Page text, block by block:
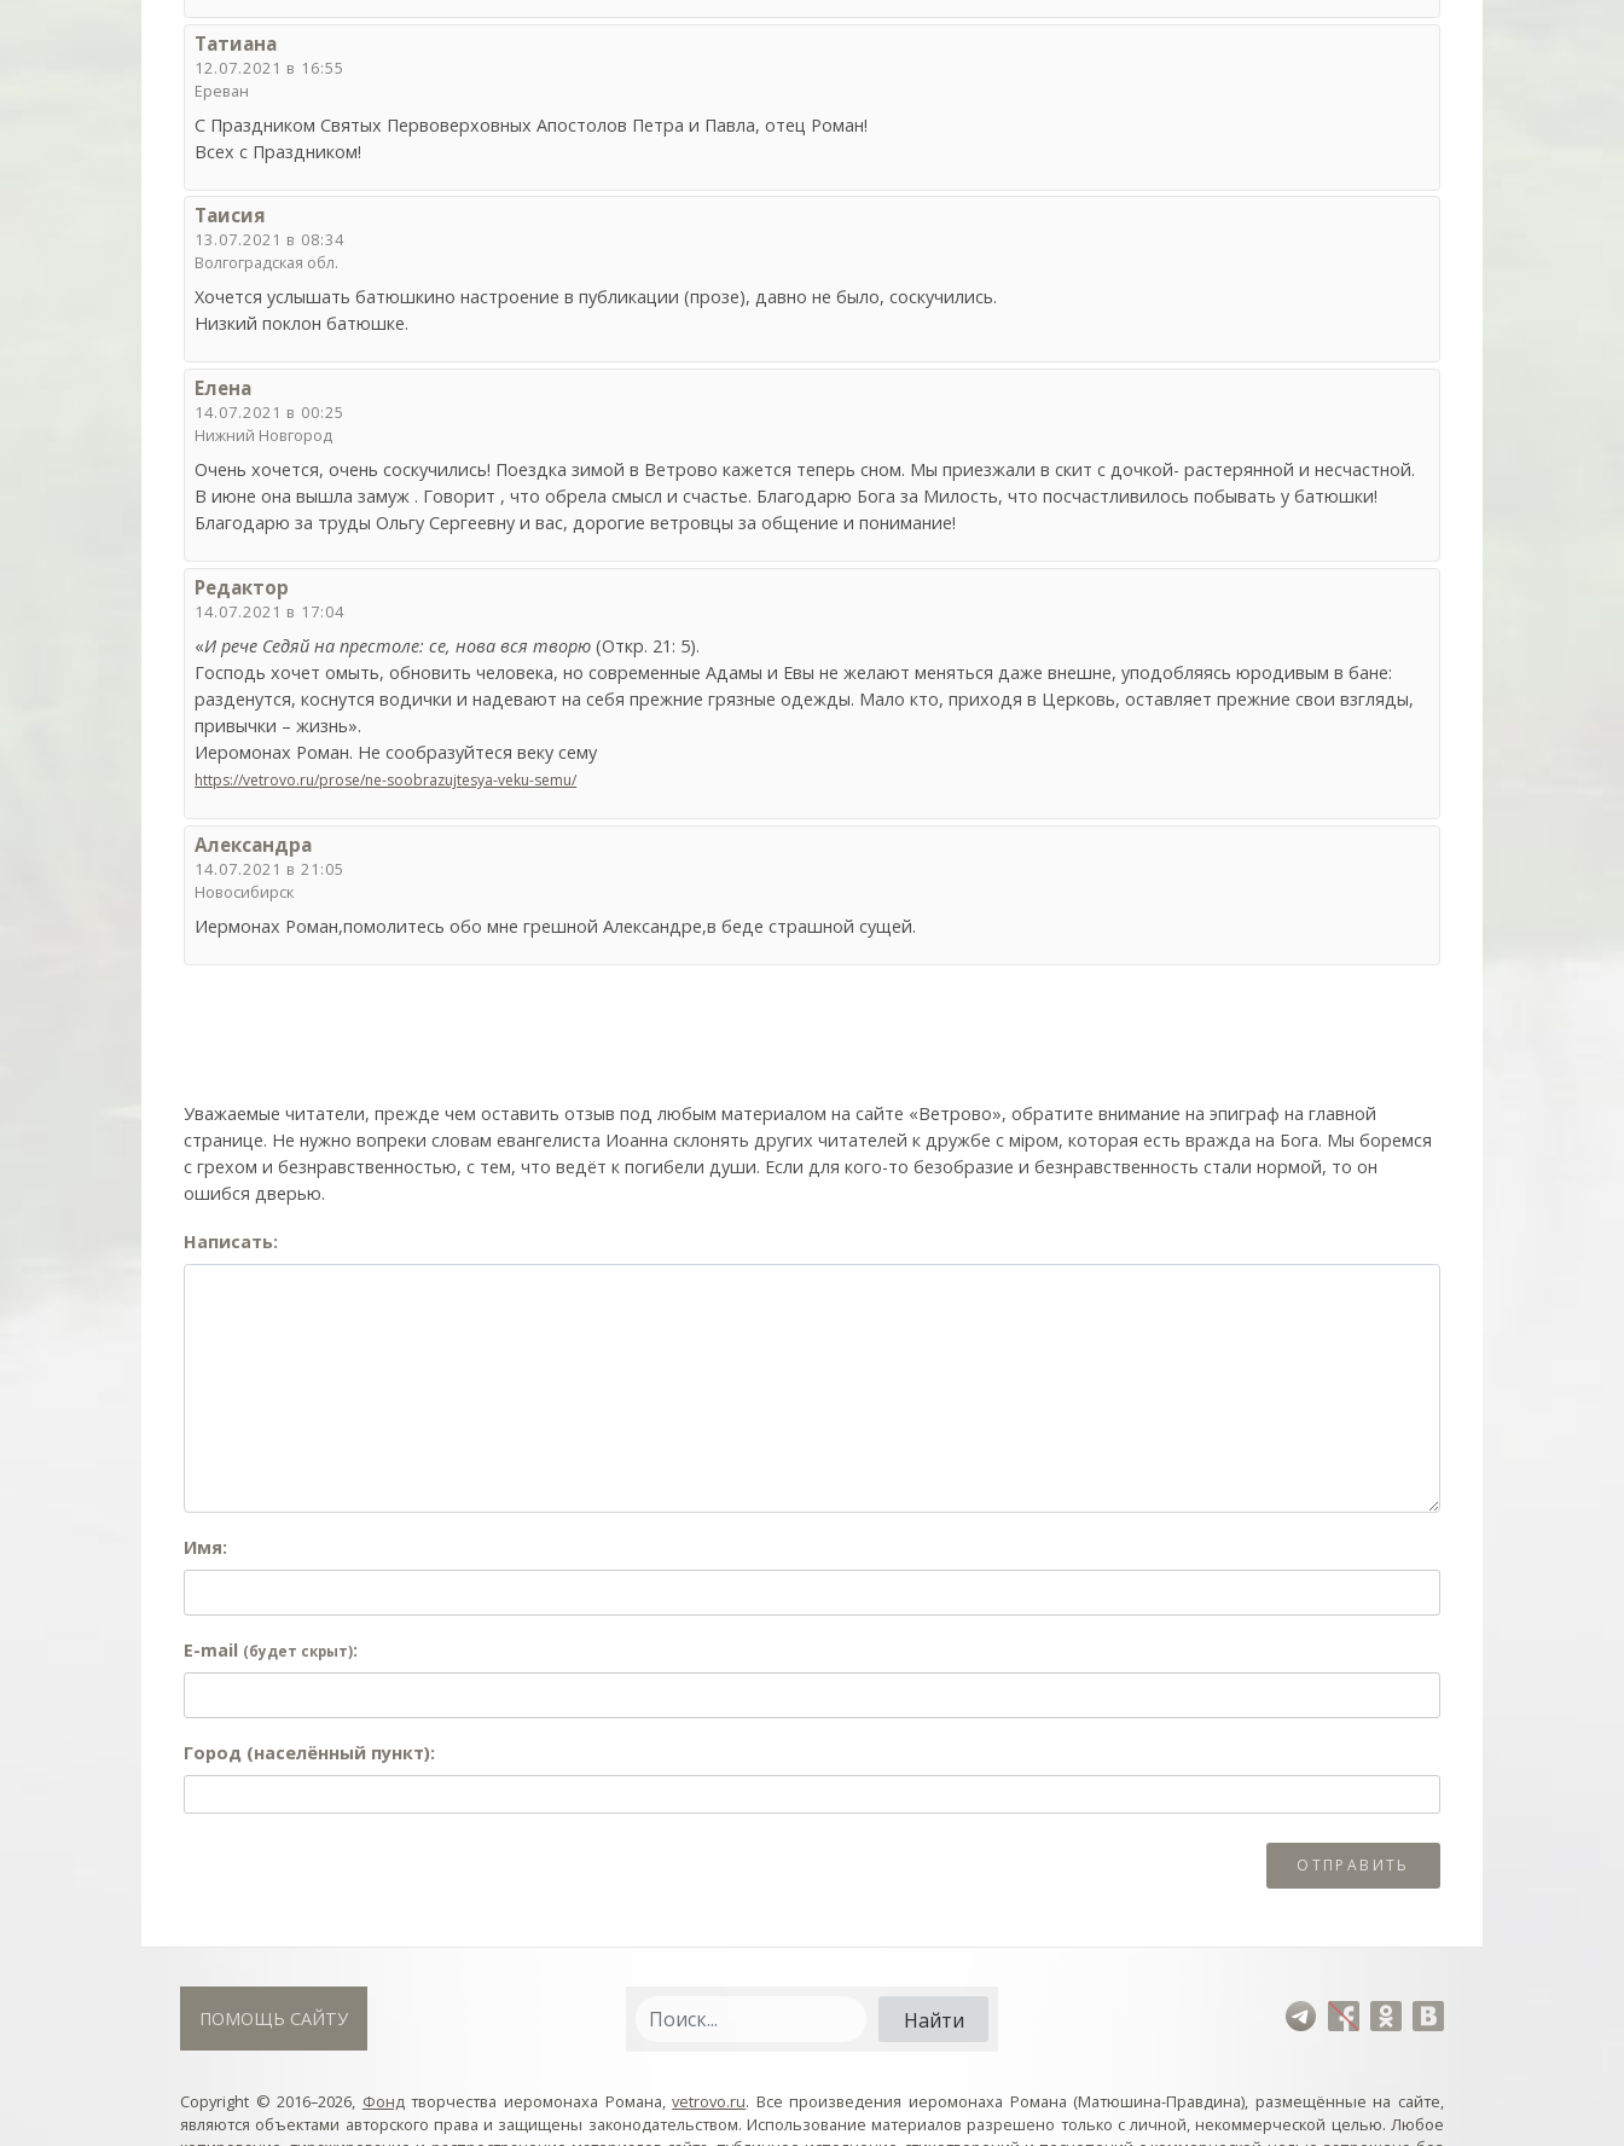
Татиана
12.07.2021 в 16:55
Ереван
С Праздником Святых Первоверховных Апостолов Петра и Павла, отец Роман!
Всех с Праздником!
Таисия
13.07.2021 в 08:34
Волгоградская обл.
Хочется услышать батюшкино настроение в публикации (прозе), давно не было, соскучились.
Низкий поклон батюшке.
Елена
14.07.2021 в 00:25
Нижний Новгород
Очень хочется, очень соскучились! Поездка зимой в Ветрово кажется теперь сном. Мы приезжали в скит с дочкой- растерянной и несчастной.
В июне она вышла замуж . Говорит , что обрела смысл и счастье. Благодарю Бога за Милость, что посчастливилось побывать у батюшки!
Благодарю за труды Ольгу Сергеевну и вас, дорогие ветровцы за общение и понимание!
Редактор
14.07.2021 в 17:04
«И рече Седяй на престоле: се, нова вся творю (Откр. 21: 5).
Господь хочет омыть, обновить человека, но современные Адамы и Евы не желают меняться даже внешне, уподобляясь юродивым в бане:
разденутся, коснутся водички и надевают на себя прежние грязные одежды. Мало кто, приходя в Церковь, оставляет прежние свои взгляды,
привычки – жизнь».
Иеромонах Роман. Не сообразуйтеся веку сему
https://vetrovo.ru/prose/ne-soobrazujtesya-veku-semu/
Александра
14.07.2021 в 21:05
Новосибирск
Иермонах Роман,помолитесь обо мне грешной Александре,в беде страшной сущей.
Уважаемые читатели, прежде чем оставить отзыв под любым материалом на сайте «Ветрово», обратите внимание на эпиграф на главной
странице. Не нужно вопреки словам евангелиста Иоанна склонять других читателей к дружбе с мiром, которая есть вражда на Бога. Мы боремся
с грехом и без­нрав­ствен­ностью, с тем, что ведёт к погибели души. Если для кого-то безобразие и безнравственность стали нормой, то он
ошибся дверью.
Написать:
Имя:
E-mail (будет скрыт):
Город (населённый пункт):
ПОМОЩЬ САЙТУ
Copyright © 2016–2026, Фондтворчества иеромонаха Романа,vetrovo.ru. Все произведения иеромонаха Романа (Матюшина-Правдина), размещённые на сайте,
являются объектами авторского права и защищены законодательством. Использование материалов разрешено только с личной, некоммерческой целью. Любое